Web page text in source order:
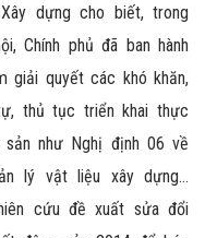
dựng cho biết, trong
Chính phủ đã ban hành
giải quyết các khó khăn,
thủ tục triển khai thực
như Nghị định 06 về
lý vật liệu xây dựng…
cứu đề xuất sửa đổi